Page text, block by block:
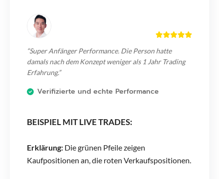
“Super Anfänger Performance. Die Person hatte
damals nach dem Konzept weniger als 1 Jahr Trading
Erfahrung.”
Verifizierte und echte Performance
BEISPIEL MIT LIVE TRADES:
Erklärung: Die grünen Pfeile zeigen
Kaufpositionen an, die roten Verkaufspositionen.